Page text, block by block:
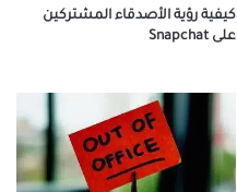
كيفية رؤية الأصدقاء المشتركين
على Snapchat